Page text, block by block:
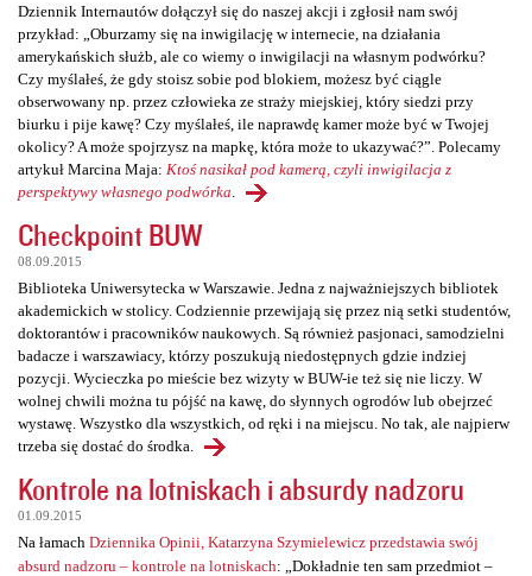
Dziennik Internautów dołączył się do naszej akcji i zgłosił nam swój
przykład: „Oburzamy się na inwigilację w internecie, na działania
amerykańskich służb, ale co wiemy o inwigilacji na własnym podwórku?
Czy myślałeś, że gdy stoisz sobie pod blokiem, możesz być ciągle
obserwowany np. przez człowieka ze straży miejskiej, który siedzi przy
biurku i pije kawę? Czy myślałeś, ile naprawdę kamer może być w Twojej
okolicy? A może spojrzysz na mapkę, która może to ukazywać?”. Polecamy
artykuł Marcina Maja: Ktoś nasikał pod kamerą, czyli inwigilacja z
perspektywy własnego podwórka
Checkpoint BUW
08.09.2015
Biblioteka Uniwersytecka w Warszawie. Jedna z najważniejszych bibliotek
akademickich w stolicy. Codziennie przewijają się przez nią setki studentów,
doktorantów i pracowników naukowych. Są również pasjonaci, samodzielni
badacze i warszawiacy, którzy poszukują niedostępnych gdzie indziej
pozycji. Wycieczka po mieście bez wizyty w BUW-ie też się nie liczy. W
wolnej chwili można tu pójść na kawę, do słynnych ogrodów lub obejrzeć
wystawę. Wszystko dla wszystkich, od ręki i na miejscu. No tak, ale najpierw
trzeba się dostać do środka.
Kontrole na lotniskach i absurdy nadzoru
01.09.2015
Na łamach Dziennika Opinii, Katarzyna Szymielewicz przedstawia swój
absurd nadzoru – kontrole na lotniskach: „Dokładnie ten sam przedmiot –